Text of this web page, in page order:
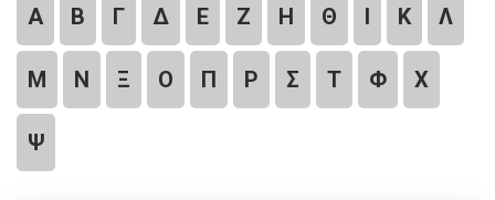
Α Β Γ Δ Ε Ζ Η Θ Ι Κ Λ
Μ Ν Ξ Ο Π Ρ Σ Τ Φ Χ
Ψ